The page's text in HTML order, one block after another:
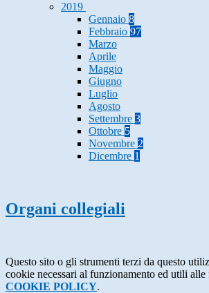
2019
Gennaio 8
Febbraio 97
Marzo
Aprile
Maggio
Giugno
Luglio
Agosto
Settembre 3
Ottobre 5
Novembre 2
Dicembre 1
Organi collegiali
Questo sito o gli strumenti terzi da questo
cookie necessari al funzionamento ed utili
COOKIE POLICY.